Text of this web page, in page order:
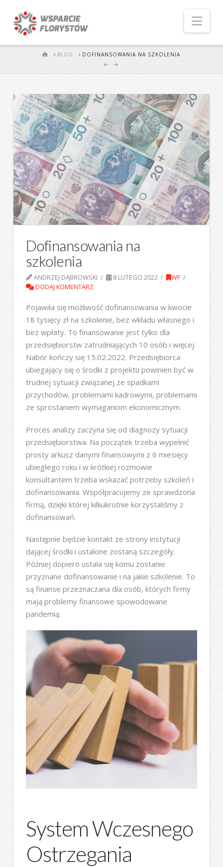
STARTBLOG DOFINANSOWANIA NA SZKOLENIA
Dofinansowania na
szkolenia
ANDRZEJ DĄBROWSKI 8 LUTEGO 2022
WF
DODAJ KOMENTARZ
Pojawiła się możliwość dofinansowania w kwocie
18 tysięcy zł na szkolenie, bez wkładu własnego i
bez wpłaty. To finansowanie jest tylko dla
przedsiębiorstw zatrudniających 10 osób i więcej.
Nabór kończy się 15.02.2022. Przedsiębiorca
ubiegający się o środki z projektu powinien być w
trudnej sytuacji związanej ze spadkami
przychodów, problemami kadrowymi, problemami
ze sprostaniem wymaganiom ekonomicznym.
Proces analizy zaczyna się od diagnozy sytuacji
przedsiębiorstwa. Na początek trzeba wypełnić
prosty arkusz danymi finansowymi z 6 miesięcy
ubiegłego roku i w krótkiej rozmowie
konsultantem trzeba wskazać potrzeby szkoleń i
dofinansowania. Współpracujemy ze sprawdzona
firmą, dzięki której kilkukrotnie korzystaliśmy z
dofinansowań.
Następnie będzie kontakt ze strony instytucji
dającej środki i ustalone zostaną szczegóły.
Później dopiero ustala się komu zostanie
przyznane dofinansowanie i na jakie szkolenie. To
są finanse przeznaczana dla osób, których firmy
mają problemy finansowe spowodowane
pandemią.
System Wczesnego
Ostrzegania